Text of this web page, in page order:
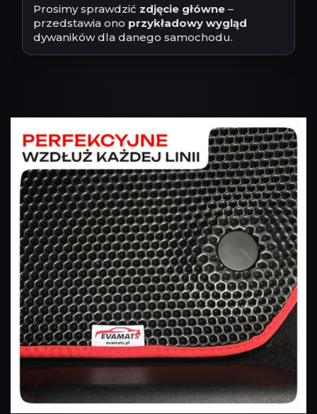
Prosimy sprawdzić zdjęcie główne –
przedstawia ono przykładowy wygląd
dywaników dla danego samochodu.